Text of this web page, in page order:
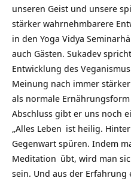
unseren Geist und unsere
stärker wahrnehmbarere
in den Yoga Vidya
auch Gästen. Sukadev
Entwicklung des
Meinung nach immer
als normale
Abschluss gibt er uns noch
„Alles Leben ist heilig.
Gegenwart spüren. Indem
Meditation übt, wird man
sein. Und aus der